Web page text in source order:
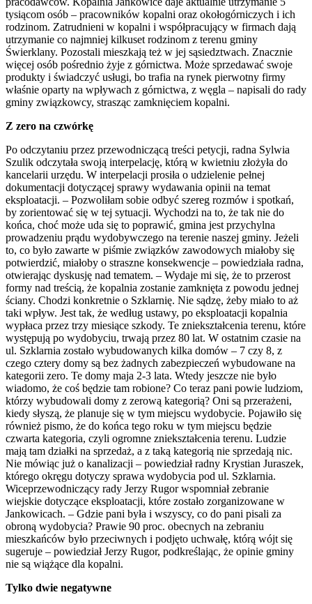
tysiącom osób – pracowników kopalni oraz okołogórniczych i ich
rodzinom. Zatrudnieni w kopalni i współpracujący w firmach dają
utrzymanie co najmniej kilkuset rodzinom z terenu gminy
Świerklany. Pozostali mieszkają też w jej sąsiedztwach. Znacznie
więcej osób pośrednio żyje z górnictwa. Może sprzedawać swoje
produkty i świadczyć usługi, bo trafia na rynek pierwotny firmy
właśnie oparty na wpływach z górnictwa, z węgla – napisali do rady
gminy związkowcy, strasząc zamknięciem kopalni.
Z zero na czwórkę
Po odczytaniu przez przewodniczącą treści petycji, radna Sylwia
Szulik odczytała swoją interpelację, którą w kwietniu złożyła do
kancelarii urzędu. W interpelacji prosiła o udzielenie pełnej
dokumentacji dotyczącej sprawy wydawania opinii na temat
eksploatacji. – Pozwoliłam sobie odbyć szereg rozmów i spotkań,
by zorientować się w tej sytuacji. Wychodzi na to, że tak nie do
końca, choć może uda się to poprawić, gmina jest przychylna
prowadzeniu prądu wydobywczego na terenie naszej gminy. Jeżeli
to, co było zawarte w piśmie związków zawodowych miałoby się
potwierdzić, miałoby o straszne konsekwencje – powiedziała radna,
otwierając dyskusję nad tematem. – Wydaje mi się, że to przerost
formy nad treścią, że kopalnia zostanie zamknięta z powodu jednej
ściany. Chodzi konkretnie o Szklarnię. Nie sądzę, żeby miało to aż
taki wpływ. Jest tak, że według ustawy, po eksploatacji kopalnia
wypłaca przez trzy miesiące szkody. Te zniekształcenia terenu, które
występują po wydobyciu, trwają przez 80 lat. W ostatnim czasie na
ul. Szklarnia zostało wybudowanych kilka domów – 7 czy 8, z
czego cztery domy są bez żadnych zabezpieczeń wybudowane na
kategorii zero. Te domy maja 2-3 lata. Wtedy jeszcze nie było
wiadomo, że coś będzie tam robione? Co teraz pani powie ludziom,
którzy wybudowali domy z zerową kategorią? Oni są przerażeni,
kiedy słyszą, że planuje się w tym miejscu wydobycie. Pojawiło się
również pismo, że do końca tego roku w tym miejscu będzie
czwarta kategoria, czyli ogromne zniekształcenia terenu. Ludzie
mają tam działki na sprzedaż, a z taką kategorią nie sprzedają nic.
Nie mówiąc już o kanalizacji – powiedział radny Krystian Juraszek,
którego okręgu dotyczy sprawa wydobycia pod ul. Szklarnia.
Wiceprzewodniczący rady Jerzy Rugor wspomniał zebranie
wiejskie dotyczące eksploatacji, które zostało zorganizowane w
Jankowicach. – Gdzie pani była i wszyscy, co do pani pisali za
obroną wydobycia? Prawie 90 proc. obecnych na zebraniu
mieszkańców było przeciwnych i podjęto uchwałę, którą wójt się
sugeruje – powiedział Jerzy Rugor, podkreślając, że opinie gminy
nie są wiążące dla kopalni.
Tylko dwie negatywne